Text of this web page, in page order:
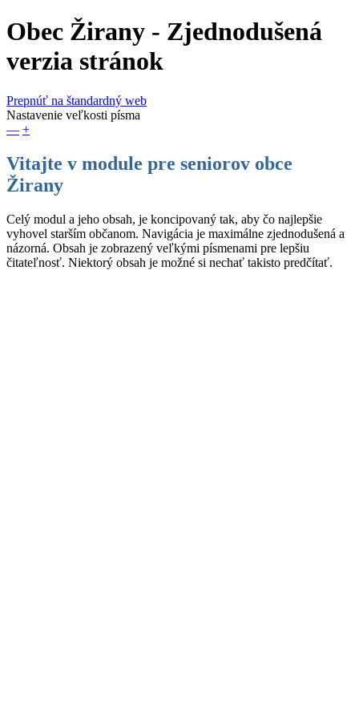
Obec Žirany - Zjednodušená
verzia stránok
Prepnúť na štandardný web
Nastavenie veľkosti písma
— +
Vitajte v module pre seniorov obce
Žirany
Celý modul a jeho obsah, je koncipovaný tak, aby čo najlepšie
vyhovel starším občanom. Navigácia je maximálne zjednodušená a
názorná. Obsah je zobrazený veľkými písmenami pre lepšiu
čitateľnosť. Niektorý obsah je možné si nechať takisto predčítať.